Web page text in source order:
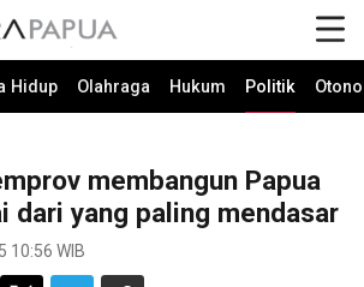
Hidup Olahraga Hukum Politik
membangun Papua
dari yang paling mendasar
10:56 WIB